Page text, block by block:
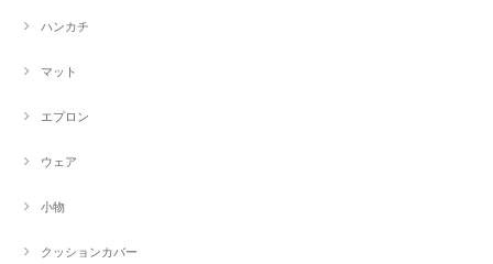
ハンカチ
マット
エプロン
ウェア
小物
クッションカバー